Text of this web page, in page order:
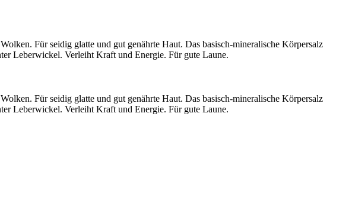
Für seidig glatte und gut genährte Haut. Das basisch-mineralische Körpersalz
Leberwickel. Verleiht Kraft und Energie. Für gute Laune.
Für seidig glatte und gut genährte Haut. Das basisch-mineralische Körpersalz
Leberwickel. Verleiht Kraft und Energie. Für gute Laune.